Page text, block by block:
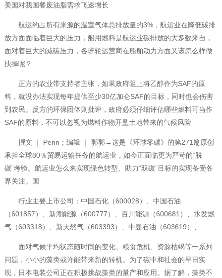
美国对我国餐废油脂需求飞速增长
航运约占所有来源的温室气体总排放量的3%，航运业在降低碳排
放方面面临着巨大的压力，船用燃料是航运业碳排放的大多数来自，
面对着巨大的减碳压力，各班轮运营商在船舶动力方面又该怎么样做
抉择呢？
正方的农业带支持者主张，如果政府阻止将乙醇作为SAF的原
料，就没办法实现每年提供至少30亿加仑SAF的目标，同时也会伤害
到农民。反方的环保团体则批评，政府必须仔细评估哪些燃料可当作
SAF的原料，不可以忽视为燃料作物开垦土地带来的气候风险
撰文 ｜ Penn；编辑 ｜ 郭郭→这是《环球零碳》的第271篇原创
承担全球80％贸易运输任务的航运业，如今正面临更为严苛的“脱
碳”考验。航运业怎么来实现绿色转型、助力“双碳”目标的实现备受各
界关注。国
行业主要上市公司：中国石化（600028）、中国石油
（601857）、新潮能源（600777）、百川能源（600681）、水发燃
气（603318）、新天然气（603393）、中曼石油（603619）、
面对气候平均状态随时间的变化、粮食危机、资源枯竭等一系列
问题，小小的藻类或许能带来新的转机。为了碳中和社会的早日实
现，日本电装公司正在积极挑战藻类的量产和应用。据了解，藻类不